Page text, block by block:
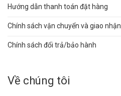
Hướng dẫn thanh toán đặt hàng
Chính sách vận chuyển và giao nhận
Chính sách đổi trả/bảo hành
Về chúng tôi